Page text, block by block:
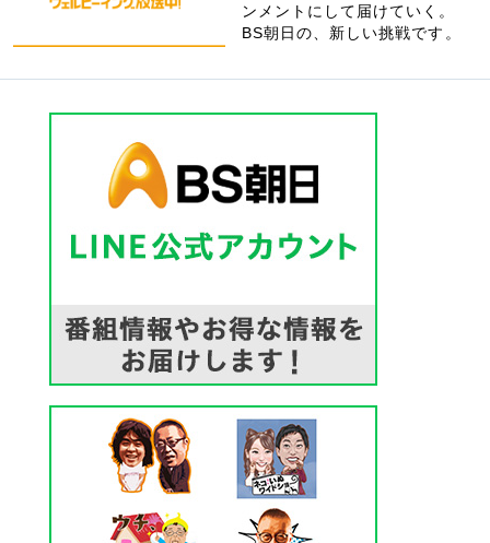
ンメントにして届けていく。
BS朝日の、新しい挑戦です。